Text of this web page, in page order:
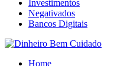
Investimentos
Negativados
Bancos Digitais
Home